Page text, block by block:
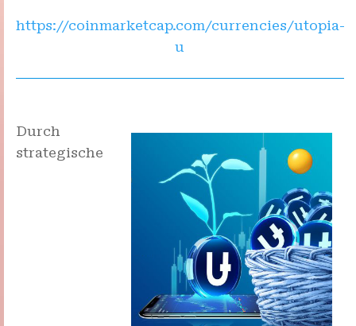
https://coinmarketcap.com/currencies/utopia-
u
Durch
strategische